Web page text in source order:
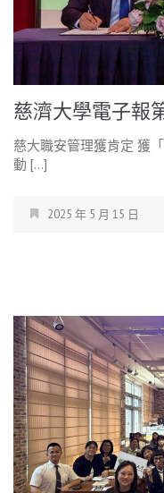
慈濟大學電子報
慈大職安管理獲肯定 獲
動 […]
2025 年 5 月 15 日